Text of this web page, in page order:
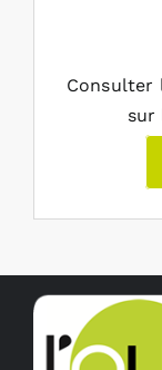
Consulter
sur